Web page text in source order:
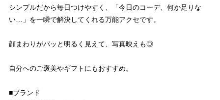
シンプルだから毎日つけやすく、「今日のコーデ、何か足りな
い…」を一瞬で解決してくれる万能アクセです。
顔まわりがパッと明るく見えて、写真映えも◎
自分へのご褒美やギフトにもおすすめ。
■ブランド